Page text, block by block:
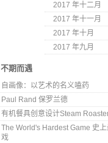
2017 年十二月
2017 年十一月
2017 年十月
2017 年九月
不期而遇
自画像：以艺术的名义嗑药
Paul Rand 保罗兰德
有机餐具创意设计Steam
The World's Hardest Game 史
戏